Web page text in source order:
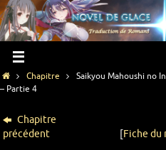
Chapitre
Saikyou Mahoushi no
– Partie 4
Chapitre
précédent
[Fiche du